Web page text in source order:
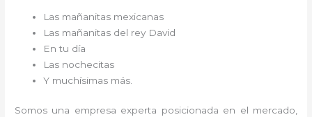
Las mañanitas mexicanas
Las mañanitas del rey David
En tu día
Las nochecitas
Y muchísimas más.
Somos una empresa experta posicionada en el mercado,